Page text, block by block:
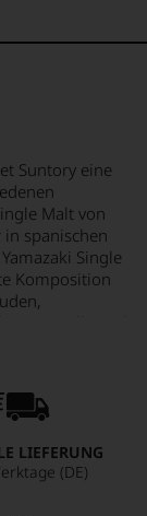
Suntory eine
Malt von
spanischen
Single
Komposition
Pfeffer und
LIEFERUNG
(DE)